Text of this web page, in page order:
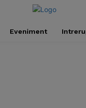
Eveniment